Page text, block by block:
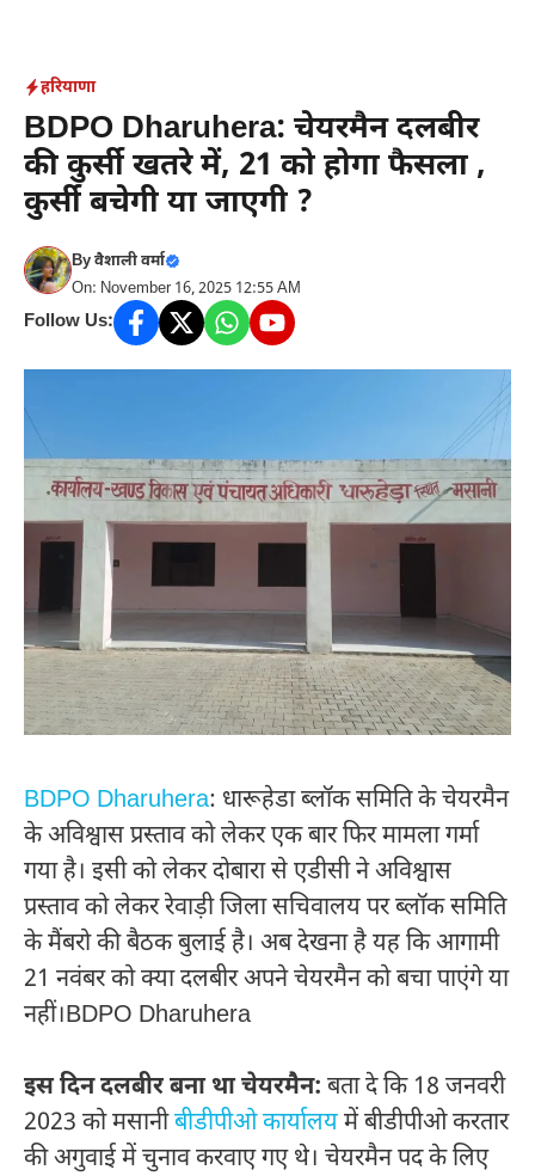
content
हरियाणा
BDPO Dharuhera: चेयरमैन दलबीर
की कुर्सी खतरे में, 21 को होगा फैसला ,
कुर्सी बचेगी या जाएगी ?
Byवैशाली वर्मा
On: November 16, 2025 12:55 AM
Follow Us:
BDPO Dharuhera: धारूहेडा ब्लॉक समिति के चेयरमैन
के अविश्वास प्रस्ताव को लेकर एक बार फिर मामला गर्मा
गया है। इसी को लेकर दोबारा से एडीसी ने अविश्वास
प्रस्ताव को लेकर रेवाड़ी जिला सचिवालय पर ब्लॉक समिति
के मैंबरो की बैठक बुलाई है। अब देखना है यह कि आगामी
21 नवंबर को क्या दलबीर अपने चेयरमैन को बचा पाएंगे या
नहीं।BDPO Dharuhera
इस दिन दलबीर बना था चेयरमैन: बता दे कि 18 जनवरी
2023 को मसानीबीडीपीओ कार्यालयमें बीडीपीओ करतार
की अगुवाई में चुनाव करवाए गए थे। चेयरमैन पद के लिए